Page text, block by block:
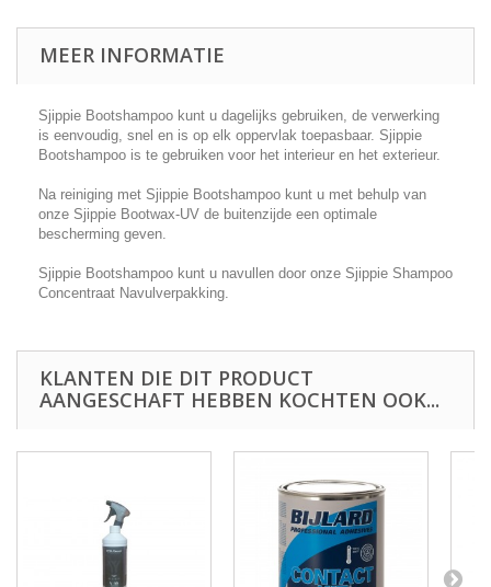
MEER INFORMATIE
Sjippie Bootshampoo kunt u dagelijks gebruiken, de verwerking
is eenvoudig, snel en is op elk oppervlak toepasbaar. Sjippie
Bootshampoo is te gebruiken voor het interieur en het exterieur.
Na reiniging met Sjippie Bootshampoo kunt u met behulp van
onze Sjippie Bootwax-UV de buitenzijde een optimale
bescherming geven.
Sjippie Bootshampoo kunt u navullen door onze Sjippie Shampoo
Concentraat Navulverpakking.
KLANTEN DIE DIT PRODUCT
AANGESCHAFT HEBBEN KOCHTEN OOK...